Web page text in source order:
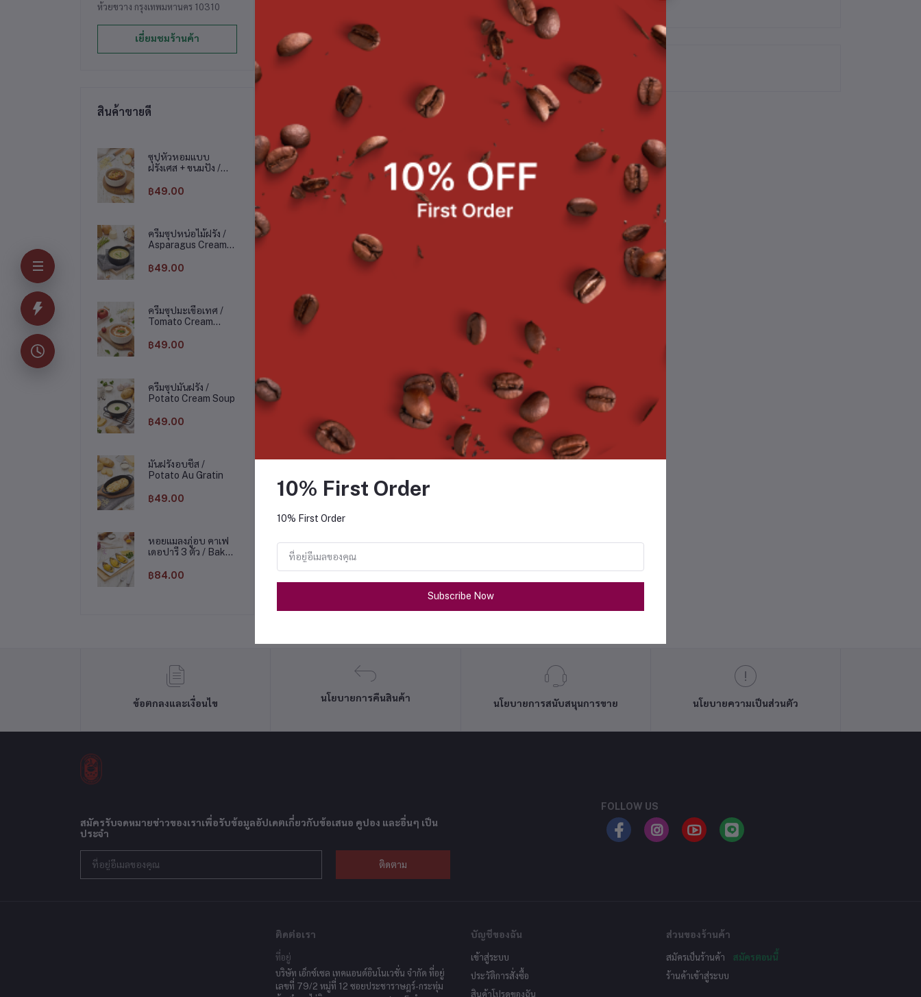
ห้วยขวาง กรุงเทพมหานคร 10310
เยี่ยมชมร้านค้า
สินค้าขายดี
ซุปหัวหอมแบบ
ฝรั่งเศส + ขนมปัง /
With Baguette
฿49.00
ครีมซุปหน่อไม้ฝรั่ง /
Asparagus Cream
฿49.00
ครีมซุปมะเขือเทศ /
Tomato Cream
฿49.00
ครีมซุปมันฝรั่ง /
Potato Cream Soup
฿49.00
มันฝรั่งอบชีส /
Potato Au Gratin
฿49.00
หอยแมลงภู่อบ คาเฟ
เดอปารี 3 ตัว / Baked
Holandaise sauce
฿84.00
ข้อตกลงและเงื่อนไข
นโยบายการคืนสินค้า
นโยบายการสนับสนุนการขาย นโยบายความเป็นส่วนตัว
สมัครรับจดหมายข่าวของเราเพื่อรับข้อมูลอัปเดตเกี่ยวกับข้อเสนอ คูปอง และอื่นๆ เป็น
ประจำ
ติดตาม
FOLLOW US
ติดต่อเรา
ที่อยู่
บริษัท เอ็กซ์เซล เทคแอนด์อินโนเวชั่น จำกัด ที่อยู่
เลขที่ 79/2 หมู่ที่ 12 ซอยประชาราษฎร์-กระทุ่ม
บัญชีของฉัน
เข้าสู่ระบบ
ประวัติการสั่งซื้อ
สินค้าโปรดของฉัน
ส่วนของร้านค้า
สมัครเป็นร้านค้า
สมัครตอนนี้
ร้านค้าเข้าสู่ระบบ
10% First Order
10% First Order
Subscribe Now